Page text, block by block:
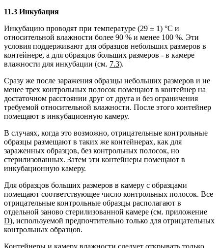
11.3 Инкубация
Инкубацию проводят при температуре (29 ± 1) °С и
относительной влажности более 90 % и менее 100 %. Эти
условия поддерживают для образцов небольших размеров в
контейнере, а для образцов больших размеров - в камере
влажности для инкубации (см. 7.3).
Сразу же после заражения образцы небольших размеров и не
менее трех контрольных полосок помещают в контейнер на
достаточном расстоянии друг от друга и без ограничения
требуемой относительной влажности. После этого контейнер
помещают в инкубационную камеру.
В случаях, когда это возможно, отрицательные контрольные
образцы размещают в таких же контейнерах, как для
зараженных образцов, без контрольных полосок, но
стерилизованных. Затем эти контейнеры помещают в
инкубационную камеру.
Для образцов больших размеров в камеру с образцами
помещают соответствующее число контрольных полосок. Все
отрицательные контрольные образцы располагают в
отдельной заново стерилизованной камере (см. приложение
D), используемой предпочтительно только для отрицательных
контрольных образцов.